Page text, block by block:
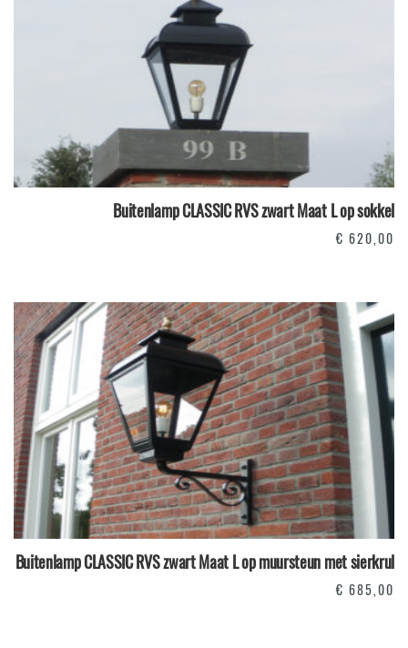
Buitenlamp CLASSIC RVS zwart Maat L op sokkel
€ 620,00
Buitenlamp CLASSIC RVS zwart Maat L op muursteun met sierkrul
€ 685,00